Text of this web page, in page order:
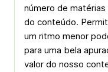
número de matérias
do conteúdo.
um ritmo menor
para uma bela
valor do nosso